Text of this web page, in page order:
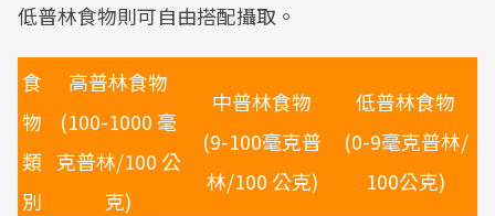
低普林食物則可自由搭配攝取。
食
物
類
別
高普林食物
(100-1000 毫
克普林/100 公
克)
中普林食物
(9-100毫克普
林/100 公克)
低普林食物
(0-9毫克普林/
100公克)